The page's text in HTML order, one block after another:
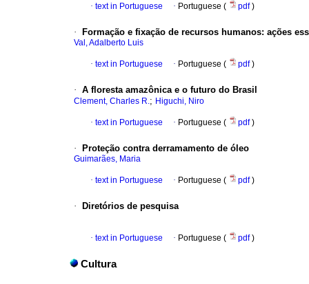
· text in Portuguese · Portuguese ( pdf)
· Formação e fixação de recursos humanos: ações
Val, Adalberto Luis
· text in Portuguese · Portuguese ( pdf)
· A floresta amazônica e o futuro do Brasil
Clement, Charles R.; Higuchi, Niro
· text in Portuguese · Portuguese ( pdf)
· Proteção contra derramamento de óleo
Guimarães, Maria
· text in Portuguese · Portuguese ( pdf)
· Diretórios de pesquisa
· text in Portuguese · Portuguese ( pdf)
Cultura